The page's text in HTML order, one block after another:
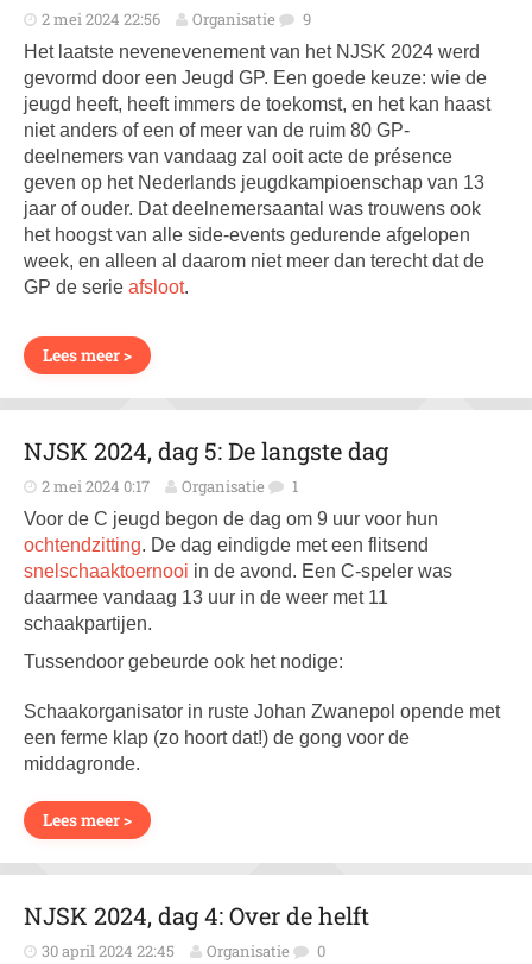
2 mei 2024 22:56 Organisatie 9
Het laatste nevenevenement van het NJSK 2024 werd
gevormd door een Jeugd GP. Een goede keuze: wie de
jeugd heeft, heeft immers de toekomst, en het kan haast
niet anders of een of meer van de ruim 80 GP-
deelnemers van vandaag zal ooit acte de présence
geven op het Nederlands jeugdkampioenschap van 13
jaar of ouder. Dat deelnemersaantal was trouwens ook
het hoogst van alle side-events gedurende afgelopen
week, en alleen al daarom niet meer dan terecht dat de
GP de serie afsloot.
Lees meer >
NJSK 2024, dag 5: De langste dag
2 mei 2024 0:17 Organisatie 1
Voor de C jeugd begon de dag om 9 uur voor hun
ochtendzitting. De dag eindigde met een flitsend
snelschaaktoernooi in de avond. Een C-speler was
daarmee vandaag 13 uur in de weer met 11
schaakpartijen.
Tussendoor gebeurde ook het nodige:
Schaakorganisator in ruste Johan Zwanepol opende met
een ferme klap (zo hoort dat!) de gong voor de
middagronde.
Lees meer >
NJSK 2024, dag 4: Over de helft
30 april 2024 22:45 Organisatie 0